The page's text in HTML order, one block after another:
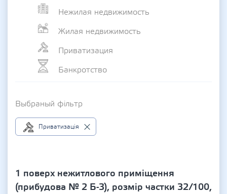
Нежилая недвижимость
Жилая недвижимость
Приватизация
Банкротство
Выбраный фільтр
Приватизація
1 поверх нежитлового приміщення
(прибудова № 2 Б-3), розмір частки 32/100,